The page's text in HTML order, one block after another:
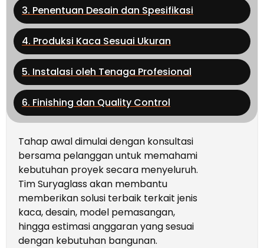
3. Penentuan Desain dan Spesifikasi
4. Produksi Kaca Sesuai Ukuran
5. Instalasi oleh Tenaga Profesional
6. Finishing dan Quality Control
Tahap awal dimulai dengan konsultasi
bersama pelanggan untuk memahami
kebutuhan proyek secara menyeluruh.
Tim Suryaglass akan membantu
memberikan solusi terbaik terkait jenis
kaca, desain, model pemasangan,
hingga estimasi anggaran yang sesuai
dengan kebutuhan bangunan.